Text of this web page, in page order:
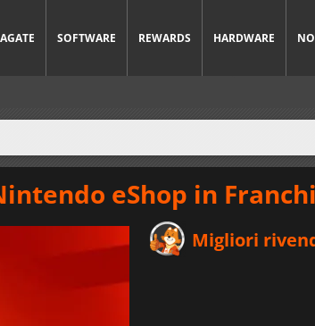
SOFTWARE REWARDS HARDWARE
eShop in
Migliori